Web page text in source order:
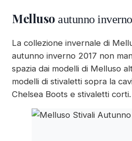
Melluso autunno inverno
La collezione invernale di
autunno inverno 2017 non
spazia dai modelli di Melluso
modelli di stivaletti sopra la
Chelsea Boots e stivaletti corti.